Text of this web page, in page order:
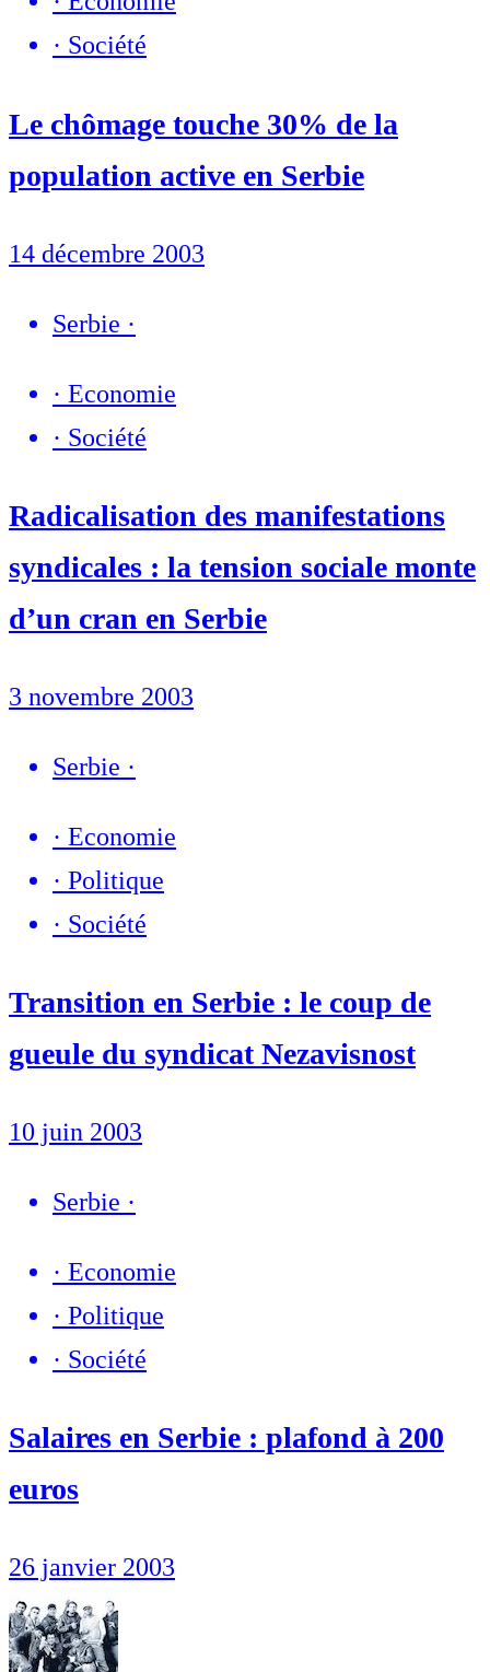
· Société
Le chômage touche 30% de la
population active en Serbie
14 décembre 2003
Serbie ·
· Economie
· Société
Radicalisation des manifestations
syndicales : la tension sociale monte
d’un cran en Serbie
3 novembre 2003
Serbie ·
· Economie
· Politique
· Société
Transition en Serbie : le coup de
gueule du syndicat Nezavisnost
10 juin 2003
Serbie ·
· Economie
· Politique
· Société
Salaires en Serbie : plafond à 200
euros
26 janvier 2003